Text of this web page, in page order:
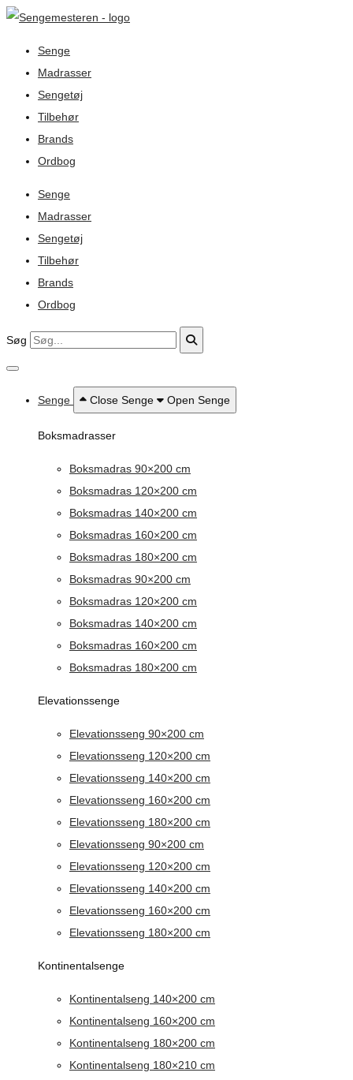
Senge
Madrasser
Sengetøj
Tilbehør
Brands
Ordbog
Senge
Madrasser
Sengetøj
Tilbehør
Brands
Ordbog
Søg
Senge Close Senge Open Senge
Boksmadrasser
Boksmadras 90×200 cm
Boksmadras 120×200 cm
Boksmadras 140×200 cm
Boksmadras 160×200 cm
Boksmadras 180×200 cm
Boksmadras 90×200 cm
Boksmadras 120×200 cm
Boksmadras 140×200 cm
Boksmadras 160×200 cm
Boksmadras 180×200 cm
Elevationssenge
Elevationsseng 90×200 cm
Elevationsseng 120×200 cm
Elevationsseng 140×200 cm
Elevationsseng 160×200 cm
Elevationsseng 180×200 cm
Elevationsseng 90×200 cm
Elevationsseng 120×200 cm
Elevationsseng 140×200 cm
Elevationsseng 160×200 cm
Elevationsseng 180×200 cm
Kontinentalsenge
Kontinentalseng 140×200 cm
Kontinentalseng 160×200 cm
Kontinentalseng 180×200 cm
Kontinentalseng 180×210 cm